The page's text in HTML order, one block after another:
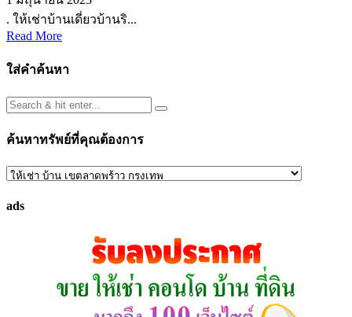
. ให้เช่าบ้านเดี่ยวบ้านริ...
Read More
ใส่คำค้นหา
ค้นหาทรัพย์ที่คุณต้องการ
ค้นหา
ที่
ads